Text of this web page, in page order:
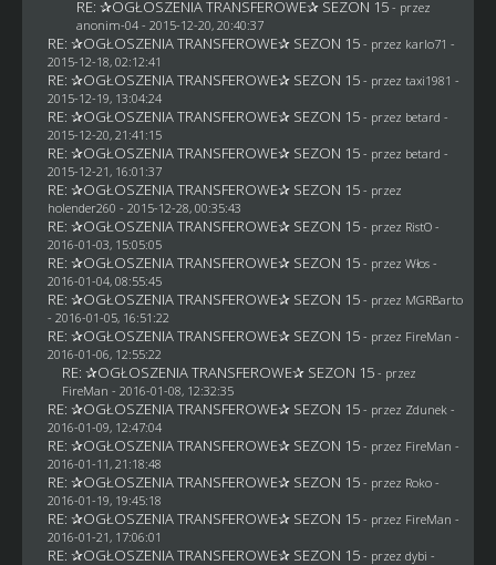
RE: ✰OGŁOSZENIA TRANSFEROWE✰ SEZON 15 - przez
anonim-04- 2015-12-20, 20:40:37
RE: ✰OGŁOSZENIA TRANSFEROWE✰ SEZON 15 - przez karlo71 -
2015-12-18, 02:12:41
RE: ✰OGŁOSZENIA TRANSFEROWE✰ SEZON 15 - przez taxi1981 -
2015-12-19, 13:04:24
RE: ✰OGŁOSZENIA TRANSFEROWE✰ SEZON 15 - przez betard -
2015-12-20, 21:41:15
RE: ✰OGŁOSZENIA TRANSFEROWE✰ SEZON 15 - przez betard -
2015-12-21, 16:01:37
RE: ✰OGŁOSZENIA TRANSFEROWE✰ SEZON 15 - przez
holender260 - 2015-12-28, 00:35:43
RE: ✰OGŁOSZENIA TRANSFEROWE✰ SEZON 15 - przez RistO-
2016-01-03, 15:05:05
RE: ✰OGŁOSZENIA TRANSFEROWE✰ SEZON 15 - przez Włos-
2016-01-04, 08:55:45
RE: ✰OGŁOSZENIA TRANSFEROWE✰ SEZON 15 - przez MGRBarto
- 2016-01-05, 16:51:22
RE: ✰OGŁOSZENIA TRANSFEROWE✰ SEZON 15 - przez FireMan -
2016-01-06, 12:55:22
RE: ✰OGŁOSZENIA TRANSFEROWE✰ SEZON 15 - przez
FireMan - 2016-01-08, 12:32:35
RE: ✰OGŁOSZENIA TRANSFEROWE✰ SEZON 15 - przez Zdunek-
2016-01-09, 12:47:04
RE: ✰OGŁOSZENIA TRANSFEROWE✰ SEZON 15 - przez FireMan -
2016-01-11, 21:18:48
RE: ✰OGŁOSZENIA TRANSFEROWE✰ SEZON 15 - przez Roko-
2016-01-19, 19:45:18
RE: ✰OGŁOSZENIA TRANSFEROWE✰ SEZON 15 - przez FireMan -
2016-01-21, 17:06:01
RE: ✰OGŁOSZENIA TRANSFEROWE✰ SEZON 15 - przez dybi -